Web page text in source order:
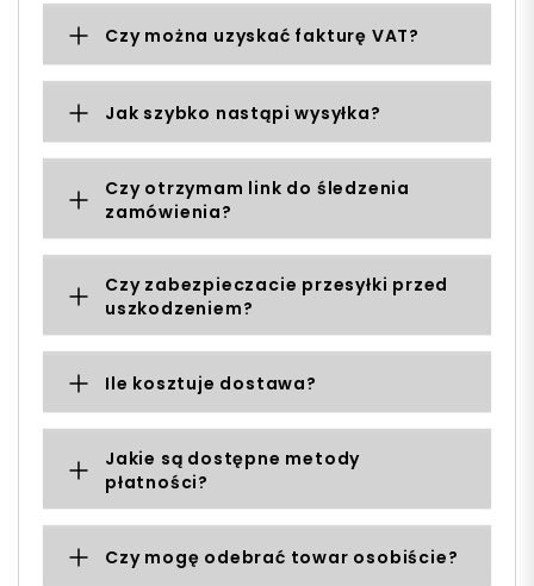
Czy można uzyskać fakturę VAT?
Jak szybko nastąpi wysyłka?
Czy otrzymam link do śledzenia
zamówienia?
Czy zabezpieczacie przesyłki przed
uszkodzeniem?
Ile kosztuje dostawa?
Jakie są dostępne metody
płatności?
Czy mogę odebrać towar osobiście?